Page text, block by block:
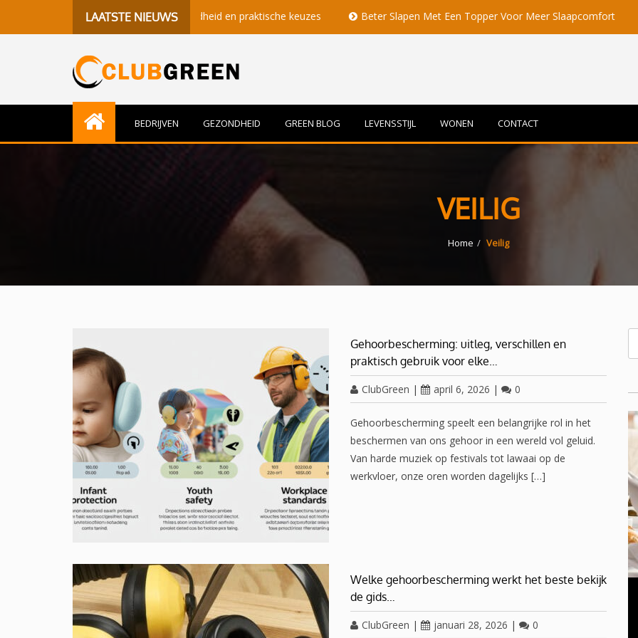
LAATSTE NIEUWS
momenten, gezondheid en praktische keuzes Beter Slapen Met Een Topper Voor Meer Slaapcomfort Volle
BEDRIJVEN GEZONDHEID GREEN BLOG LEVENSSTIJL WONEN CONTACT
VEILIG
Home Veilig
Gehoorbescherming: uitleg, verschillen en
praktisch gebruik voor elke…
ClubGreen | april 6, 2026 | 0
Gehoorbescherming speelt een belangrijke rol in het
beschermen van ons gehoor in een wereld vol geluid.
Van harde muziek op festivals tot lawaai op de
werkvloer, onze oren worden dagelijks […]
Welke gehoorbescherming werkt het beste bekijk
de gids…
ClubGreen | januari 28, 2026 | 0
OVERGANG VROUWEN
november 23, 2016
Oplossing voor een gezwollen opgezette buik in de
OVERGANG VROUWEN
april 7, 2018
Handige tips om u te helpen de overgang te